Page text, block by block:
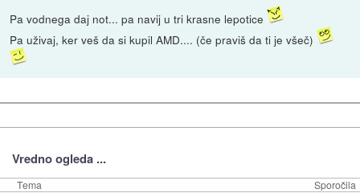
Pa vodnega daj not... pa navij u tri krasne lepotice
Pa uživaj, ker veš da si kupil AMD.... (če praviš da ti je všeč)
Vredno ogleda ...
Tema Sporočila